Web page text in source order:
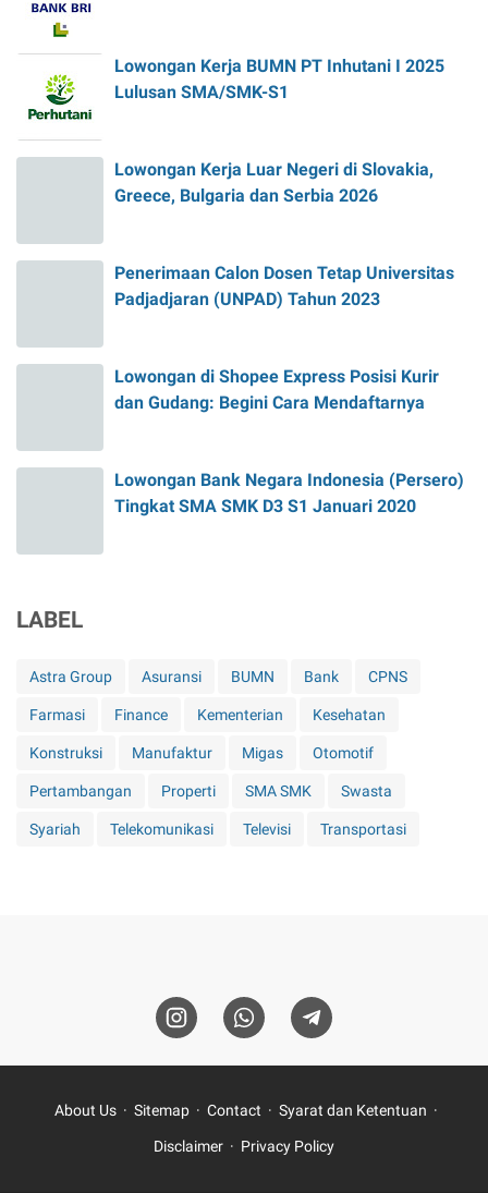
Lowongan Kerja BUMN PT Inhutani I 2025
Lulusan SMA/SMK-S1
Lowongan Kerja Luar Negeri di Slovakia,
Greece, Bulgaria dan Serbia 2026
Penerimaan Calon Dosen Tetap Universitas
Padjadjaran (UNPAD) Tahun 2023
Lowongan di Shopee Express Posisi Kurir
dan Gudang: Begini Cara Mendaftarnya
Lowongan Bank Negara Indonesia (Persero)
Tingkat SMA SMK D3 S1 Januari 2020
LABEL
Astra Group Asuransi BUMN Bank CPNS
Farmasi Finance Kementerian Kesehatan
Konstruksi Manufaktur Migas Otomotif
Pertambangan Properti SMA SMK Swasta
Syariah Telekomunikasi Televisi Transportasi
About Us Sitemap Contact Syarat dan Ketentuan
Disclaimer Privacy Policy